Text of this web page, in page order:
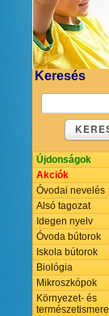
Keresés
Újdonságok
Akciók
Óvodai nevelés
Alsó tagozat
Idegen nyelv
Óvoda bútorok
Iskola bútorok
Biológia
Mikroszkópok
Környezet- és